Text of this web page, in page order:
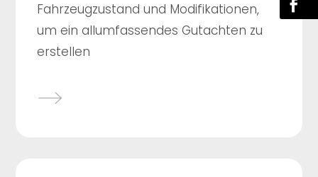
Fahrzeugzustand und Modifikationen,
um ein allumfassendes Gutachten zu
erstellen